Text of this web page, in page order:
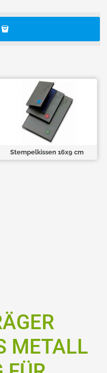
Stempelkissen 16x9 cm
METALL